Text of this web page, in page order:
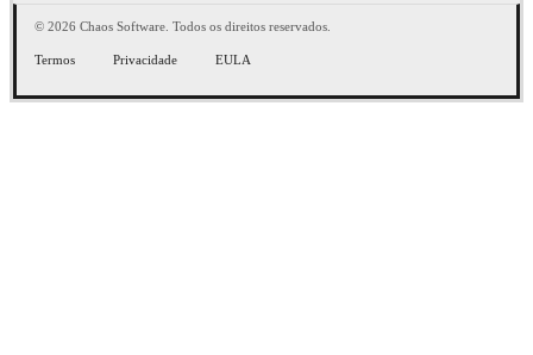
© 2026 Chaos Software. Todos os direitos reservados.
Termos Privacidade EULA